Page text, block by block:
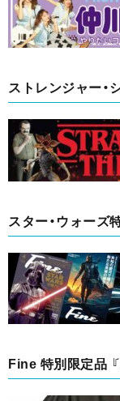
ストレンジャー・
スター・ウォーズ
Fine 特別限定品